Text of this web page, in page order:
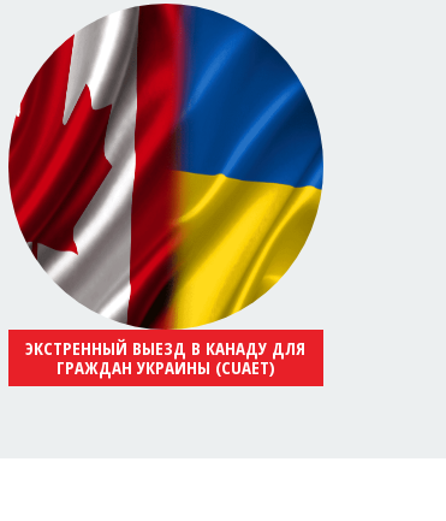
ЭКСТРЕННЫЙ ВЫЕЗД В КАНАДУ ДЛЯ
ГРАЖДАН УКРАИНЫ (CUAET)